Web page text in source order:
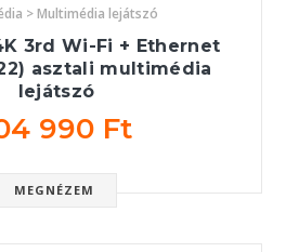
> Multimédia lejátszó
3rd Wi-Fi + Ethernet
asztali multimédia
lejátszó
990 Ft
MEGNÉZEM